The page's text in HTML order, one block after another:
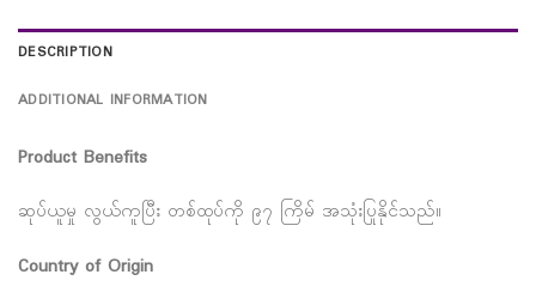
DESCRIPTION
ADDITIONAL INFORMATION
Product Benefits
ဆုပ်ယူမှု လွယ်ကူပြီး တစ်ထုပ်ကို ၉၇ ကြိမ် အသုံးပြုနိုင်သည်။
Country of Origin